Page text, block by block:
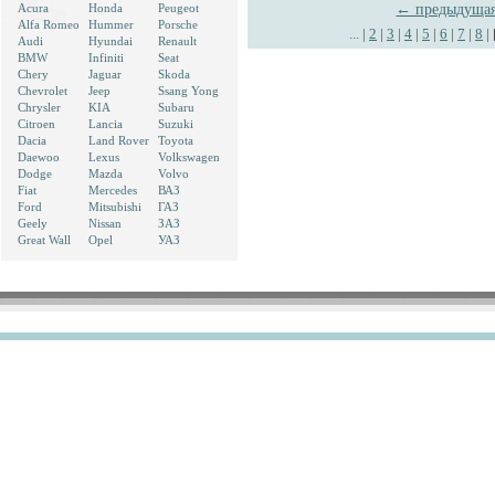
Acura
Alfa Romeo
Audi
BMW
Chery
Chevrolet
Chrysler
Citroen
Dacia
Daewoo
Dodge
Fiat
Ford
Geely
Great Wall
Honda
Hummer
Hyundai
Infiniti
Jaguar
Jeep
KIA
Lancia
Land Rover
Lexus
Mazda
Mercedes
Mitsubishi
Nissan
Opel
Peugeot
Porsche
Renault
Seat
Skoda
Ssang Yong
Subaru
Suzuki
Toyota
Volkswagen
Volvo
ВАЗ
ГАЗ
ЗАЗ
УАЗ
←
... | 2 | 3 | 4 | 5 | 6 | 7 | 8 |